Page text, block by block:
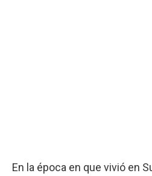
En la época en que vivió en